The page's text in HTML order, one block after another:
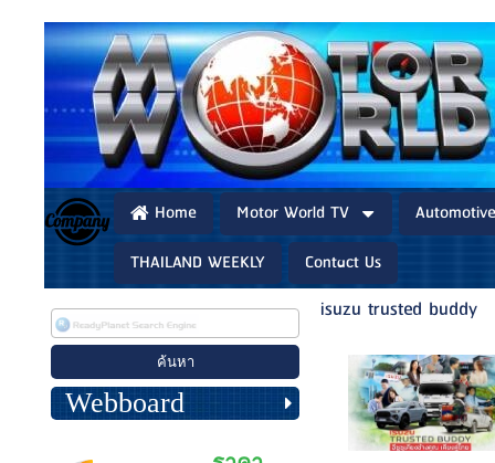
Home Motor World TV
THAILAND WEEKLY
Contact Us
Webboard
isuzu trusted buddy